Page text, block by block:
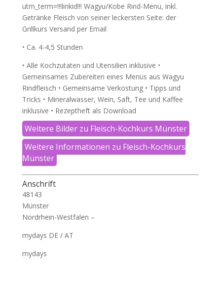
utm_term=!!!linkid!!! Wagyu/Kobe Rind-Menü, inkl.
Getränke Fleisch von seiner leckersten Seite: der
Grillkurs Versand per Email
• Ca. 4-4,5 Stunden
• Alle Kochzutaten und Utensilien inklusive •
Gemeinsames Zubereiten eines Menüs aus Wagyu
Rindfleisch • Gemeinsame Verkostung • Tipps und
Tricks • Mineralwasser, Wein, Saft, Tee und Kaffee
inklusive • Rezeptheft als Download
Weitere Bilder zu Fleisch-Kochkurs Münster
Weitere Informationen zu Fleisch-Kochkurs
Münster
Anschrift
48143
Münster
Nordrhein-Westfalen –
mydays DE / AT
mydays